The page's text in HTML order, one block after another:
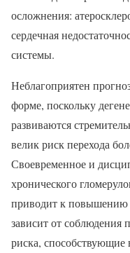
осложнения:
сердечная
системы.
Неблагоприятен
форме, поскольку
развиваются
велик риск перехода
Своевременное и
хронического
приводит к повышению
зависит от
риска,